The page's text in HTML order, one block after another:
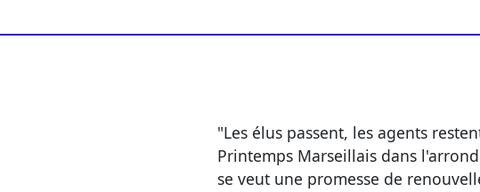
"Les élus passent, les agents
Printemps Marseillais dans
se veut une promesse de